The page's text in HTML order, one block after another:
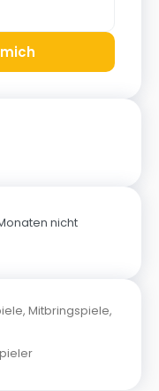
nicht
, Mitbringspiele,